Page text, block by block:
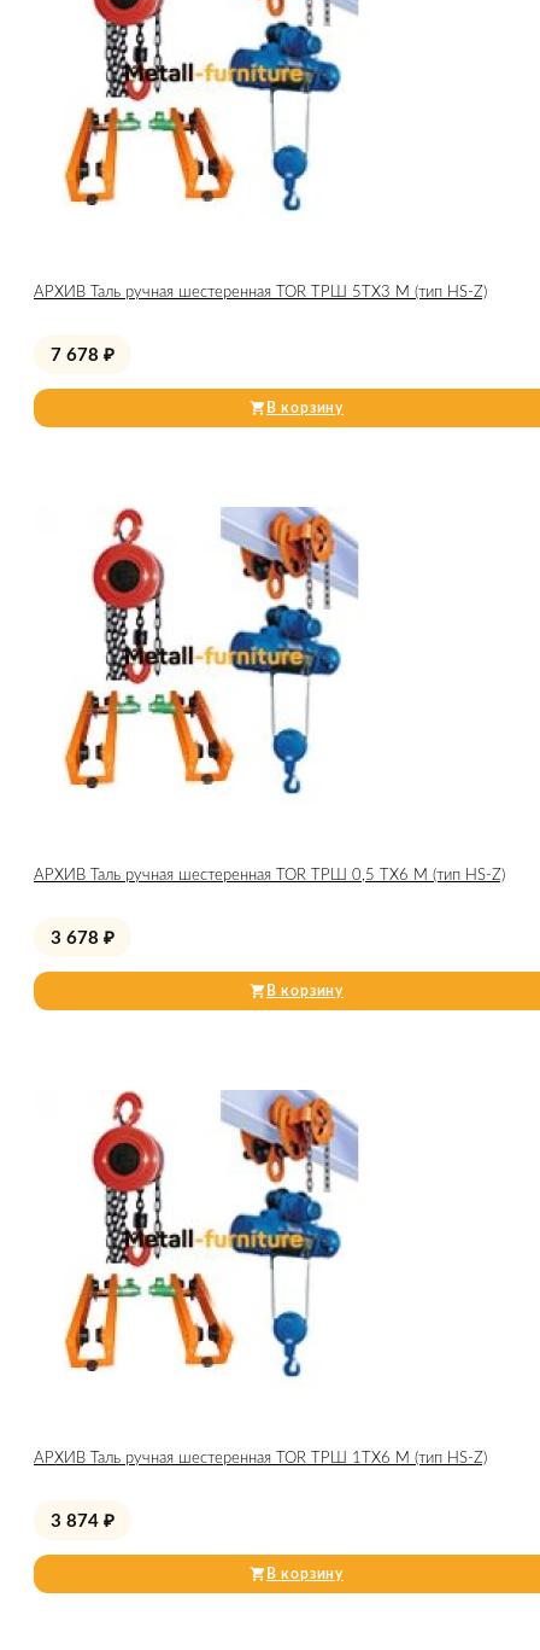
АРХИВ Таль ручная шестеренная TOR ТРШ 5ТХ3 М (тип HS-Z)
7 678 ₽
В корзину
АРХИВ Таль ручная шестеренная TOR ТРШ 0,5 ТХ6 М (тип HS-Z)
3 678 ₽
В корзину
АРХИВ Таль ручная шестеренная TOR ТРШ 1ТХ6 М (тип HS-Z)
3 874 ₽
В корзину